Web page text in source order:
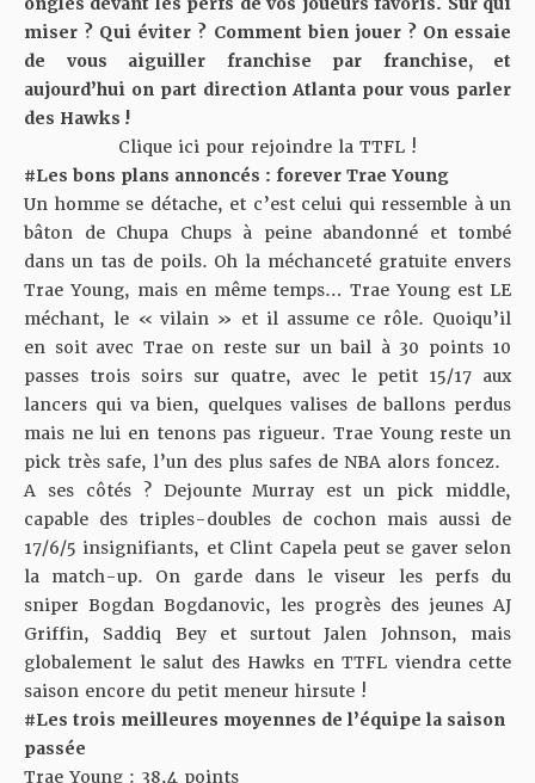
miser ? Qui éviter ? Comment bien jouer ? On essaie
de vous aiguiller franchise par franchise, et
aujourd’hui on part direction Atlanta pour vous parler
des Hawks !
Clique ici pour rejoindre la TTFL !
#Les bons plans annoncés : forever Trae Young
Un homme se détache, et c’est celui qui ressemble à un
bâton de Chupa Chups à peine abandonné et tombé
dans un tas de poils. Oh la méchanceté gratuite envers
Trae Young, mais en même temps… Trae Young est LE
méchant, le « vilain » et il assume ce rôle. Quoiqu’il
en soit avec Trae on reste sur un bail à 30 points 10
passes trois soirs sur quatre, avec le petit 15/17 aux
lancers qui va bien, quelques valises de ballons perdus
mais ne lui en tenons pas rigueur. Trae Young reste un
pick très safe, l’un des plus safes de NBA alors foncez.
A ses côtés ? Dejounte Murray est un pick middle,
capable des triples-doubles de cochon mais aussi de
17/6/5 insignifiants, et Clint Capela peut se gaver selon
la match-up. On garde dans le viseur les perfs du
sniper Bogdan Bogdanovic, les progrès des jeunes AJ
Griffin, Saddiq Bey et surtout Jalen Johnson, mais
globalement le salut des Hawks en TTFL viendra cette
saison encore du petit meneur hirsute !
#Les trois meilleures moyennes de l’équipe la saison
passée
Trae Young : 38,4 points